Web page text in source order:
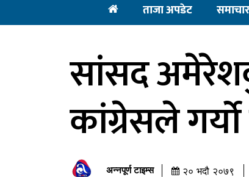
ताजा अपडेट समाचार
सांसद
कांग्रेसले
अन्नपूर्ण टाइम्स २० भदौ २०७९